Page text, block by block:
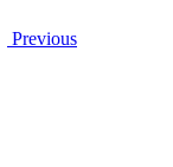
Previous